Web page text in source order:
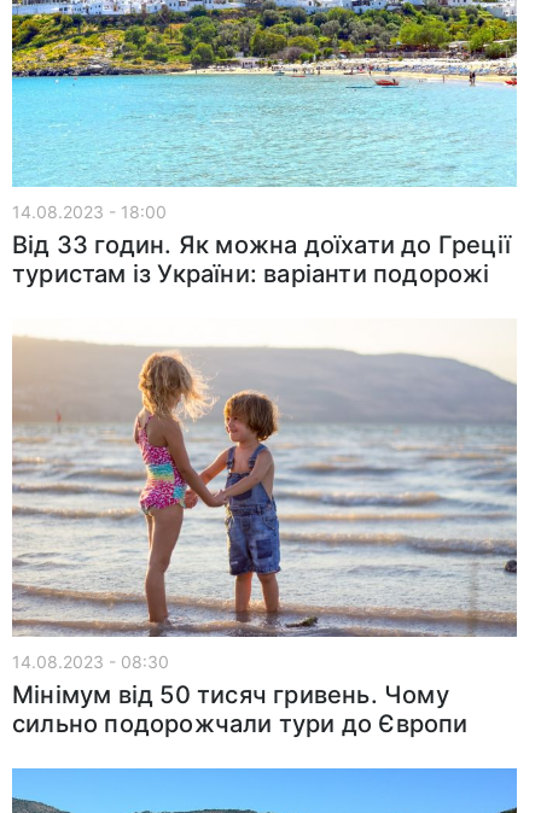
14.08.2023 - 18:00
Від 33 годин. Як можна доїхати до Греції
туристам із України: варіанти подорожі
14.08.2023 - 08:30
Мінімум від 50 тисяч гривень. Чому
сильно подорожчали тури до Європи